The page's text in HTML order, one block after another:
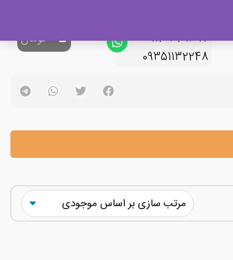
09120329397
09351132248
0تومان